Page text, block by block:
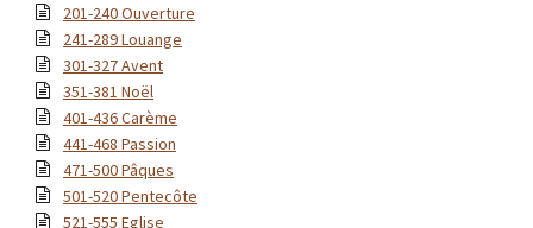
201-240 Ouverture
241-289 Louange
301-327 Avent
351-381 Noël
401-436 Carème
441-468 Passion
471-500 Pâques
501-520 Pentecôte
521-555 Eglise